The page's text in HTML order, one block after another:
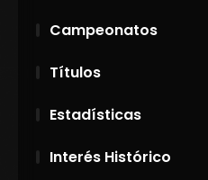
Campeonatos
Títulos
Estadísticas
Interés Histórico